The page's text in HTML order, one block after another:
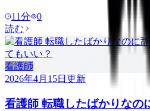
11分
0
読む
看護師
2026年4月15日 更新
看護師 転職したばかりなの